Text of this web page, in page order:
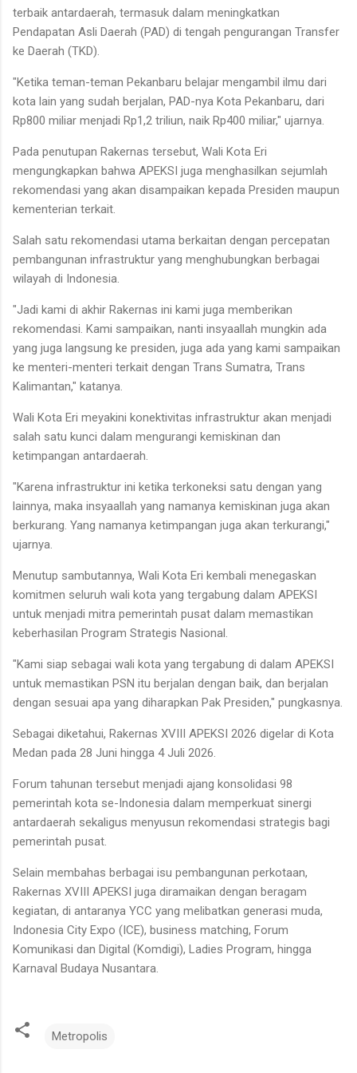
terbaik antardaerah, termasuk dalam meningkatkan
Pendapatan Asli Daerah (PAD) di tengah pengurangan Transfer
ke Daerah (TKD).
"Ketika teman-teman Pekanbaru belajar mengambil ilmu dari
kota lain yang sudah berjalan, PAD-nya Kota Pekanbaru, dari
Rp800 miliar menjadi Rp1,2 triliun, naik Rp400 miliar," ujarnya.
Pada penutupan Rakernas tersebut, Wali Kota Eri
mengungkapkan bahwa APEKSI juga menghasilkan sejumlah
rekomendasi yang akan disampaikan kepada Presiden maupun
kementerian terkait.
Salah satu rekomendasi utama berkaitan dengan percepatan
pembangunan infrastruktur yang menghubungkan berbagai
wilayah di Indonesia.
"Jadi kami di akhir Rakernas ini kami juga memberikan
rekomendasi. Kami sampaikan, nanti insyaallah mungkin ada
yang juga langsung ke presiden, juga ada yang kami sampaikan
ke menteri-menteri terkait dengan Trans Sumatra, Trans
Kalimantan," katanya.
Wali Kota Eri meyakini konektivitas infrastruktur akan menjadi
salah satu kunci dalam mengurangi kemiskinan dan
ketimpangan antardaerah.
"Karena infrastruktur ini ketika terkoneksi satu dengan yang
lainnya, maka insyaallah yang namanya kemiskinan juga akan
berkurang. Yang namanya ketimpangan juga akan terkurangi,"
ujarnya.
Menutup sambutannya, Wali Kota Eri kembali menegaskan
komitmen seluruh wali kota yang tergabung dalam APEKSI
untuk menjadi mitra pemerintah pusat dalam memastikan
keberhasilan Program Strategis Nasional.
"Kami siap sebagai wali kota yang tergabung di dalam APEKSI
untuk memastikan PSN itu berjalan dengan baik, dan berjalan
dengan sesuai apa yang diharapkan Pak Presiden," pungkasnya.
Sebagai diketahui, Rakernas XVIII APEKSI 2026 digelar di Kota
Medan pada 28 Juni hingga 4 Juli 2026.
Forum tahunan tersebut menjadi ajang konsolidasi 98
pemerintah kota se-Indonesia dalam memperkuat sinergi
antardaerah sekaligus menyusun rekomendasi strategis bagi
pemerintah pusat.
Selain membahas berbagai isu pembangunan perkotaan,
Rakernas XVIII APEKSI juga diramaikan dengan beragam
kegiatan, di antaranya YCC yang melibatkan generasi muda,
Indonesia City Expo (ICE), business matching, Forum
Komunikasi dan Digital (Komdigi), Ladies Program, hingga
Karnaval Budaya Nusantara.
Metropolis